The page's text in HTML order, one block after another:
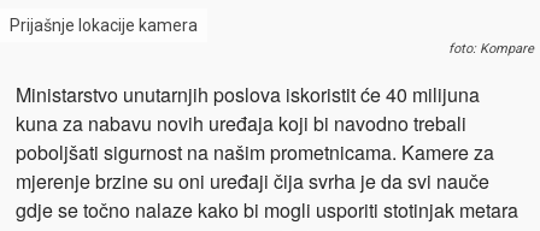
Prijašnje lokacije kamera
foto: Kompare
Ministarstvo unutarnjih poslova iskoristit će 40 milijuna
kuna za nabavu novih uređaja koji bi navodno trebali
poboljšati sigurnost na našim prometnicama. Kamere za
mjerenje brzine su oni uređaji čija svrha je da svi nauče
gdje se točno nalaze kako bi mogli usporiti stotinjak metara